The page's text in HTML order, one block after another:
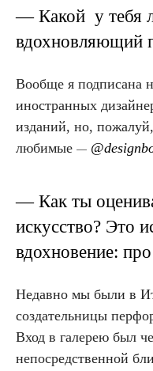
— Какой у тебя
вдохновляющий
Вообще я подписана
иностранных
изданий, но,
любимые —
— Как ты
искусство? Это
вдохновение:
Недавно мы были в
создательницы
Вход в галерею был
непосредственной